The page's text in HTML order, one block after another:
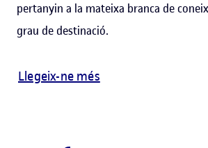
pertanyin a la mateixa branca de
grau de destinació.
Llegeix-ne més